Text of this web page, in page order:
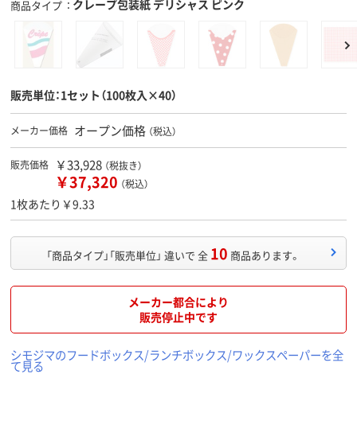
商品タイプ クレープ包装紙 デリシャス ピンク
販売単位：1セット（100枚入×40）
メーカー価格 オープン価格 （税込）
販売価格 ￥33,928 （税抜き）
￥37,320 （税込）
1枚あたり￥9.33
「商品タイプ」「販売単位」 違いで 全 10 商品あります。
メーカー都合により
販売停止中です
シモジマのフードボックス/ランチボックス/ワックスペーパーを全
て見る